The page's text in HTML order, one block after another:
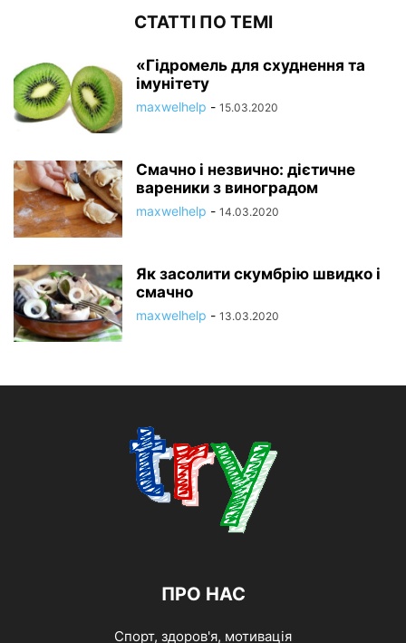
СТАТТІ ПО ТЕМІ
«Гідромель для схуднення та
імунітету
maxwelhelp - 15.03.2020
Смачно і незвично: дієтичне
вареники з виноградом
maxwelhelp - 14.03.2020
Як засолити скумбрію швидко і
смачно
maxwelhelp - 13.03.2020
ПРО НАС
Спорт, здоров'я, мотивація